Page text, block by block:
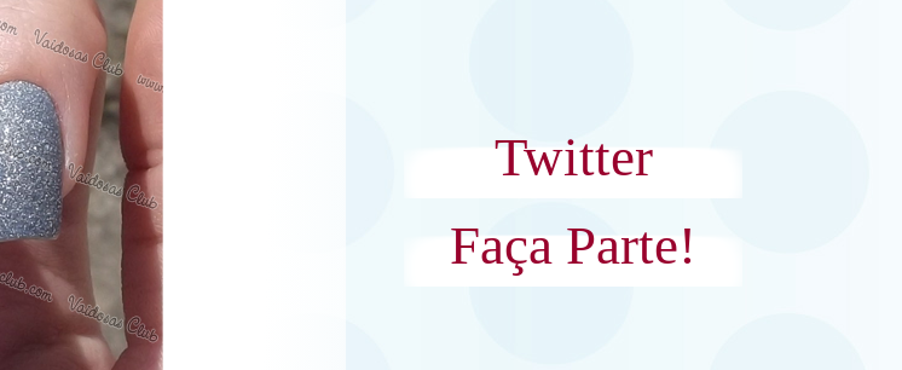
Twitter
Faça Parte!